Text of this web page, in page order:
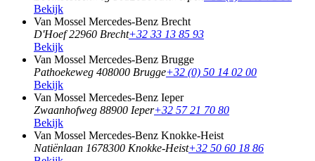
Bekijk
Van Mossel Mercedes-Benz Brecht
D'Hoef 22960 Brecht+32 33 13 85 93
Bekijk
Van Mossel Mercedes-Benz Brugge
Pathoekeweg 408000 Brugge+32 (0) 50 14 02 00
Bekijk
Van Mossel Mercedes-Benz Ieper
Zwaanhofweg 88900 Ieper+32 57 21 70 80
Bekijk
Van Mossel Mercedes-Benz Knokke-Heist
Natiënlaan 1678300 Knokke-Heist+32 50 60 18 86